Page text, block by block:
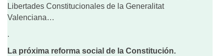
Libertades Constitucionales de la Generalitat
Valenciana…
.
La próxima reforma social de la Constitución.